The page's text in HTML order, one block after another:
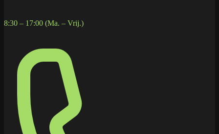
8:30 – 17:00 (Ma. – Vrij.)